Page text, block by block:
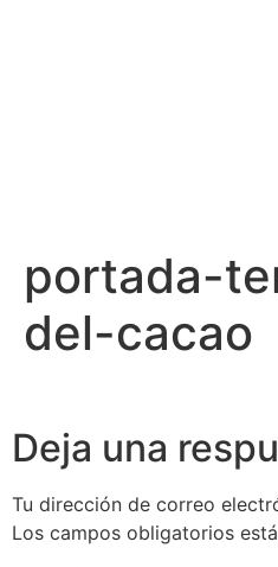
portada-
del-cacao
Deja una
Tu dirección de correo
Los campos obligatorios